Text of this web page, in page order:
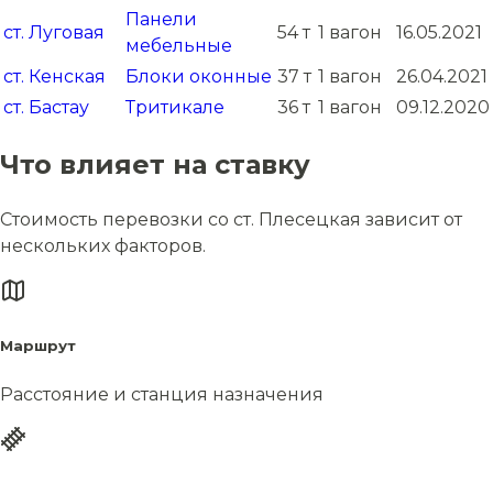
ст. Луговая
Панели
мебельные
54 т 1 вагон 16.05.2021
ст. Кенская Блоки оконные 37 т 1 вагон
26.04.2021
ст. Бастау
Тритикале 36 т 1 вагон 09.12.2020
Что влияет на ставку
Стоимость перевозки со ст. Плесецкая зависит от
нескольких факторов.
Маршрут
Расстояние и станция назначения